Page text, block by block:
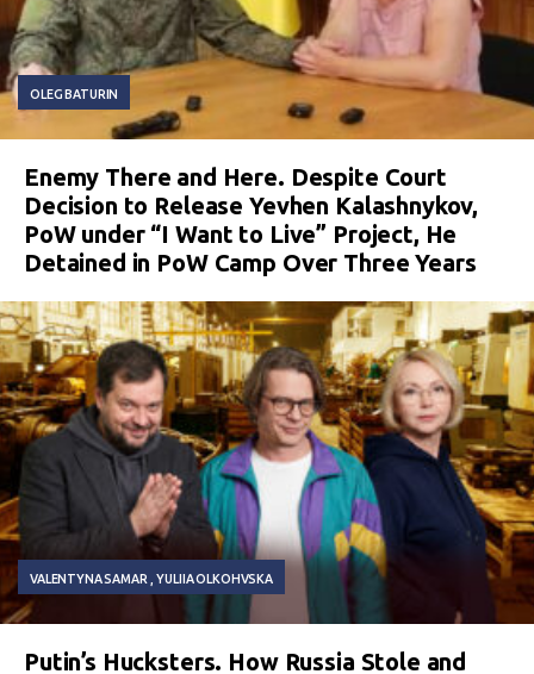
OLEG BATURIN
Enemy There and Here. Despite Court
Decision to Release Yevhen Kalashnykov,
PoW under “I Want to Live” Project, He
Detained in PoW Camp Over Three Years
VALENTYNA SAMAR YULIIA OLKOHVSKA
Putin’s Hucksters. How Russia Stole and